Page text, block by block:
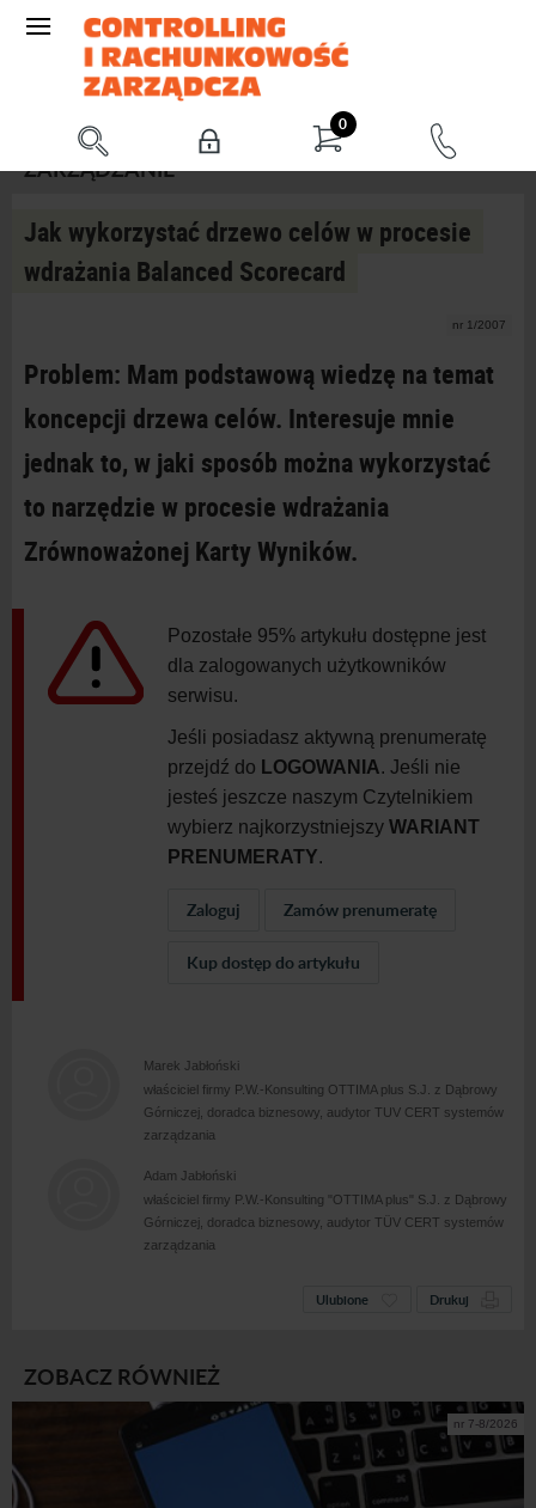
0
ZARZĄDZANIE
Jak wykorzystać drzewo celów w procesie
wdrażania Balanced Scorecard
nr 1/2007
Problem: Mam podstawową wiedzę na temat
koncepcji drzewa celów. Interesuje mnie
jednak to, w jaki sposób można wykorzystać
to narzędzie w procesie wdrażania
Zrównoważonej Karty Wyników.
Pozostałe 95% artykułu dostępne jest
dla zalogowanych użytkowników
serwisu.
Jeśli posiadasz aktywną prenumeratę
przejdź do LOGOWANIA. Jeśli nie
jesteś jeszcze naszym Czytelnikiem
wybierz najkorzystniejszy WARIANT
PRENUMERATY.
Zaloguj Zamów prenumeratę
Kup dostęp do artykułu
Marek Jabłoński
właściciel firmy P.W.-Konsulting OTTIMA plus S.J. z Dąbrowy
Górniczej, doradca biznesowy, audytor TUV CERT systemów
zarządzania
Adam Jabłoński
właściciel firmy P.W.-Konsulting "OTTIMA plus" S.J. z Dąbrowy
Górniczej, doradca biznesowy, audytor TÜV CERT systemów
zarządzania
Ulubione Drukuj
ZOBACZ RÓWNIEŻ
nr 7-8/2026